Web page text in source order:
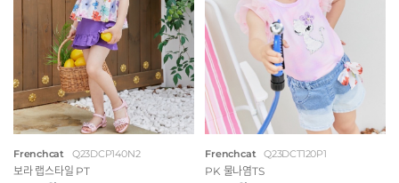
Frenchcat Q23DCP140N2
보라 랩스타일 PT
Frenchcat Q23DCT120P1
PK 물나염TS